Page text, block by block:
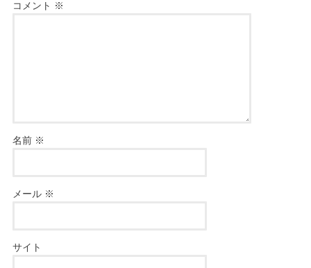
コメント ※
名前 ※
メール ※
サイト